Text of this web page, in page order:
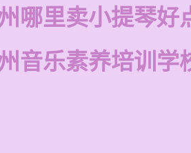
哪里卖小提琴好
音乐素养培训学